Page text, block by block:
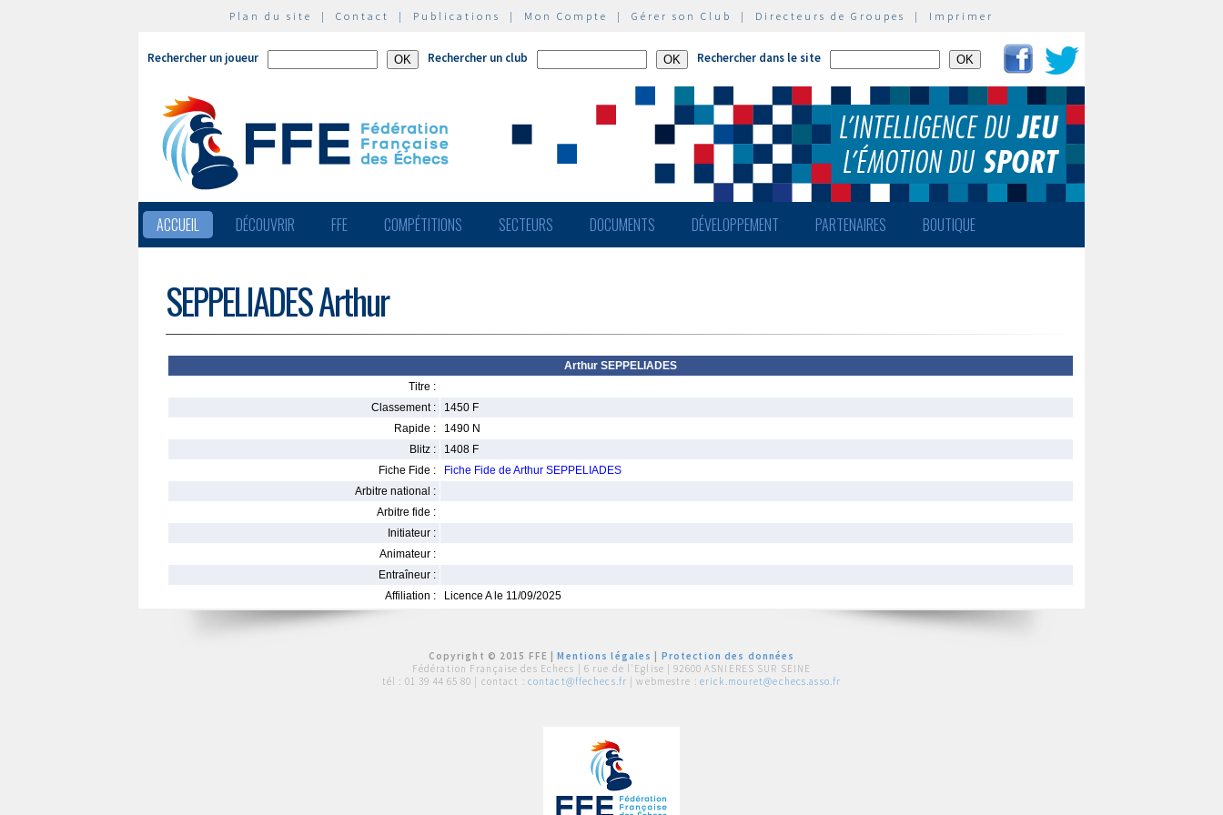
Plan du site | Contact | Publications | Mon Compte | Gérer son Club | Directeurs de Groupes | Imprimer
Rechercher un joueur Rechercher un club Rechercher dans le site
ACCUEIL DÉCOUVRIR FFE COMPÉTITIONS SECTEURS DOCUMENTS DÉVELOPPEMENT PARTENAIRES BOUTIQUE
SEPPELIADES Arthur
Arthur SEPPELIADES
Titre :
Classement :
1450 F
Rapide :
1490 N
Blitz :
1408 F
Fiche Fide :
Fiche Fide de Arthur SEPPELIADES
Arbitre national :
Arbitre fide :
Initiateur :
Animateur :
Entraîneur :
Affiliation :
Licence A le 11/09/2025
Copyright © 2015 FFE |Mentions légales
Protection des données
Fédération Française des Echecs | 6 rue de l'Eglise | 92600 ASNIERES SUR SEINE
tél : 01 39 44 65 80 | contact : contact@ffechecs.fr | webmestre : erick.mouret@echecs.asso.fr